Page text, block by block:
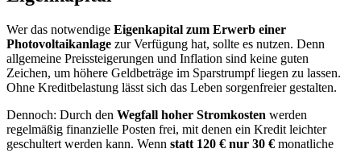
Wer das notwendige Eigenkapital zum Erwerb einer
Photovoltaikanlage zur Verfügung hat, sollte es nutzen. Denn
allgemeine Preissteigerungen und Inflation sind keine guten
Zeichen, um höhere Geldbeträge im Sparstrumpf liegen zu lassen.
Ohne Kreditbelastung lässt sich das Leben sorgenfreier gestalten.
Dennoch: Durch den Wegfall hoher Stromkosten werden
regelmäßig finanzielle Posten frei, mit denen ein Kredit leichter
geschultert werden kann. Wenn statt 120 € nur 30 € monatliche